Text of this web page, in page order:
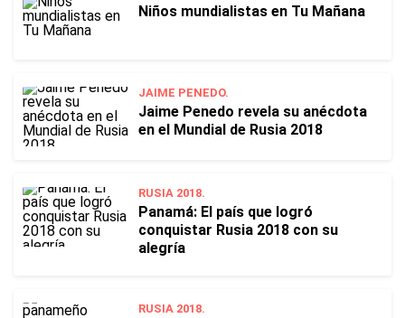
Niños mundialistas en Tu Mañana
JAIME PENEDO.
Jaime Penedo revela su anécdota
en el Mundial de Rusia 2018
RUSIA 2018.
Panamá: El país que logró
conquistar Rusia 2018 con su
alegría
RUSIA 2018.